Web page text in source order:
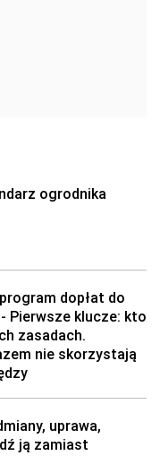
ogrodnika
dopłat do
Pierwsze klucze: kto
zasadach.
nie skorzystają
uprawa,
ją zamiast